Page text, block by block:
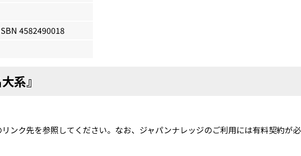
4582490018
系』
ンク先を参照してください。なお、ジャパンナレッジのご利用には有料契約が